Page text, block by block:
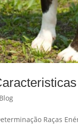
Blog
Raças